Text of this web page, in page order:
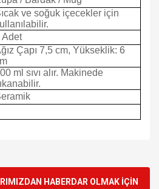
ve soğuk içecekler için
Adet
Çapı 7,5 cm, Yükseklik: 6
ml sıvı alır. Makinede
ederiz.
HABERDAR OLMAK İÇİN